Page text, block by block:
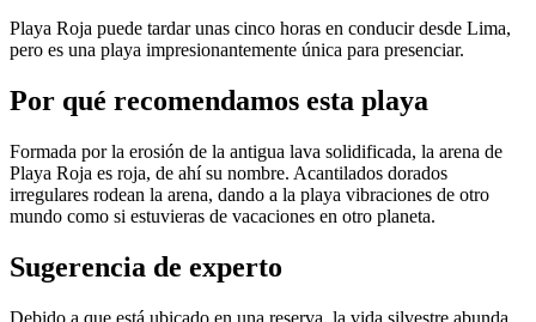
Playa Roja puede tardar unas cinco horas en conducir desde Lima,
pero es una playa impresionantemente única para presenciar.
Por qué recomendamos esta playa
Formada por la erosión de la antigua lava solidificada, la arena de
Playa Roja es roja, de ahí su nombre. Acantilados dorados
irregulares rodean la arena, dando a la playa vibraciones de otro
mundo como si estuvieras de vacaciones en otro planeta.
Sugerencia de experto
Debido a que está ubicado en una reserva, la vida silvestre abunda